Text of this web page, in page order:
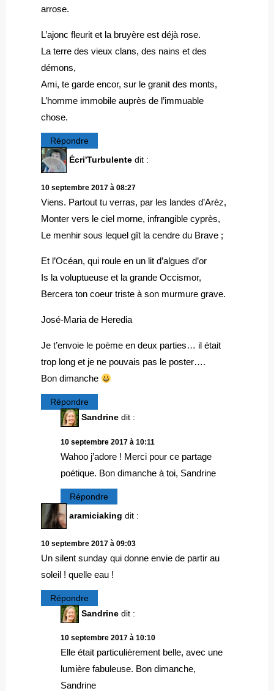
arrose.
L’ajonc fleurit et la bruyère est déjà rose.
La terre des vieux clans, des nains et des
démons,
Ami, te garde encor, sur le granit des monts,
L’homme immobile auprès de l’immuable
chose.
Répondre
Écri'Turbulente dit :
10 septembre 2017 à 08:27
Viens. Partout tu verras, par les landes d’Arèz,
Monter vers le ciel morne, infrangible cyprès,
Le menhir sous lequel gît la cendre du Brave ;
Et l’Océan, qui roule en un lit d’algues d’or
Is la voluptueuse et la grande Occismor,
Bercera ton coeur triste à son murmure grave.
José-Maria de Heredia
Je t’envoie le poème en deux parties… il était
trop long et je ne pouvais pas le poster….
Bon dimanche
Répondre
Sandrine dit :
10 septembre 2017 à 10:11
Wahoo j’adore ! Merci pour ce partage
poétique. Bon dimanche à toi, Sandrine
Répondre
aramiciaking dit :
10 septembre 2017 à 09:03
Un silent sunday qui donne envie de partir au
soleil ! quelle eau !
Répondre
Sandrine dit :
10 septembre 2017 à 10:10
Elle était particulièrement belle, avec une
lumière fabuleuse. Bon dimanche,
Sandrine